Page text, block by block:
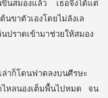
ขาตัวเองโดยไม่ลังเล
ษะ
หลนองเต็มพื้นไ